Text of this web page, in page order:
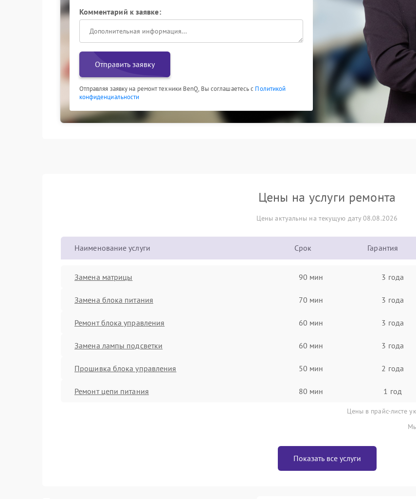
Комментарий к заявке:
Отправить заявку
Отправляя заявку на ремонт техники BenQ, Вы соглашаетесь с Политикой
конфиденциальности
Цены на услуги ремонта
Цены актуальны на текущую дату 08.08.2026
Наименование услуги Срок Гарантия
Замена матрицы 90 мин 3 года
Замена блока питания 70 мин 3 года
Ремонт блока управления 60 мин 3 года
Замена лампы подсветки 60 мин 3 года
Прошивка блока управления 50 мин 2 года
Ремонт цепи питания 80 мин 1 год
Цены в прайс-листе
Показать все услуги